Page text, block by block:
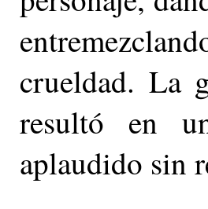
crueldad. La
resultó en
aplaudido sin